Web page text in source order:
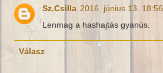
Sz.Csilla 2016. június 13. 18:56
Lenmag a hashajtás gyanús.
Válasz